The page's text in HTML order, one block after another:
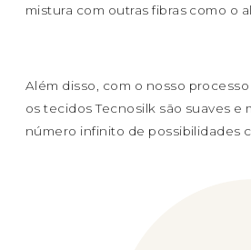
mistura com outras fibras como o
Além disso, com o nosso
os tecidos Tecnosilk são suaves
número infinito de possibilidades